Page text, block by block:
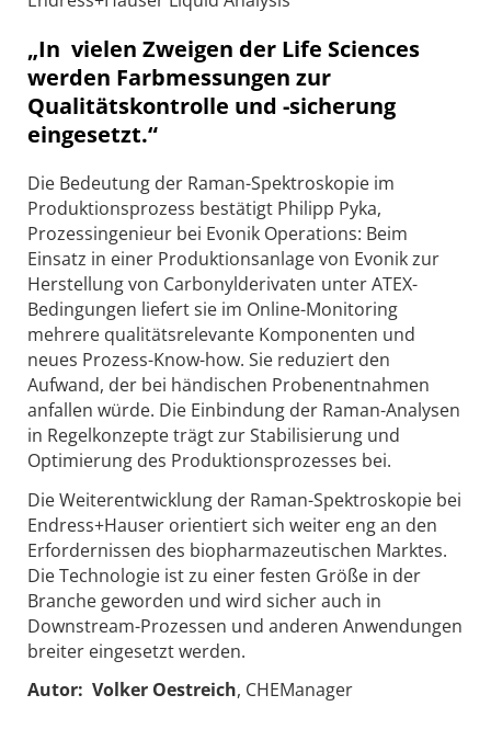
„In vielen Zweigen der Life Sciences
werden Farbmessungen zur
Qualitätskontrolle und -sicherung
eingesetzt.“
Die Bedeutung der Raman-Spektroskopie im
Produktionsprozess bestätigt Philipp Pyka,
Prozessingenieur bei Evonik Operations: Beim
Einsatz in einer Produktionsanlage von Evonik zur
Herstellung von Carbonylderivaten unter ATEX-
Bedingungen liefert sie im Online-Monitoring
mehrere qualitätsrelevante Komponenten und
neues Prozess-Know-how. Sie reduziert den
Aufwand, der bei händischen Probenentnahmen
anfallen würde. Die Einbindung der Raman-Analysen
in Regelkonzepte trägt zur Stabilisierung und
Optimierung des Produktionsprozesses bei.
Die Weiterentwicklung der Raman-Spektroskopie bei
Endress+Hauser orientiert sich weiter eng an den
Erfordernissen des biopharmazeutischen Marktes.
Die Technologie ist zu einer festen Größe in der
Branche geworden und wird sicher auch in
Downstream-Prozessen und anderen Anwendungen
breiter eingesetzt werden.
Autor: Volker Oestreich, CHEManager